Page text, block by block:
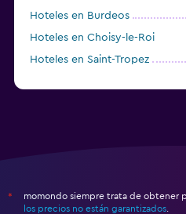
Hoteles en Burdeos
Hoteles en Choisy-le-Roi
Hoteles en Saint-Tropez
*
momondo siempre trata de obtener
los precios no están garantizados